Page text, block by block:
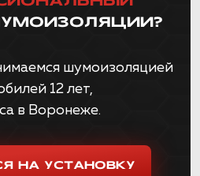
шумоизоляцией
12 лет,
в Воронеже.
НА УСТАНОВКУ